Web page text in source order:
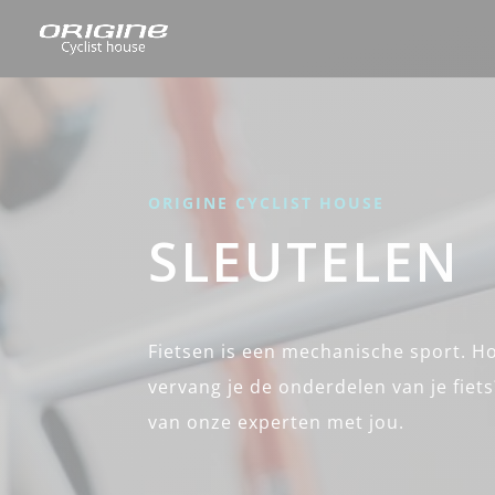
ORIGINE CYCLIST HOUSE
SLEUTELEN
Fietsen is een mechanische sport.
vervang je de onderdelen van je
van onze experten met jou.